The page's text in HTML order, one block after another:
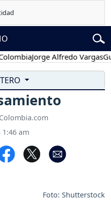
Jorge Alfredo Vargas
1:46 am
Foto: Shutterstock